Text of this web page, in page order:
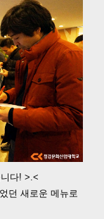
다! >.<
던 새로운 메뉴로